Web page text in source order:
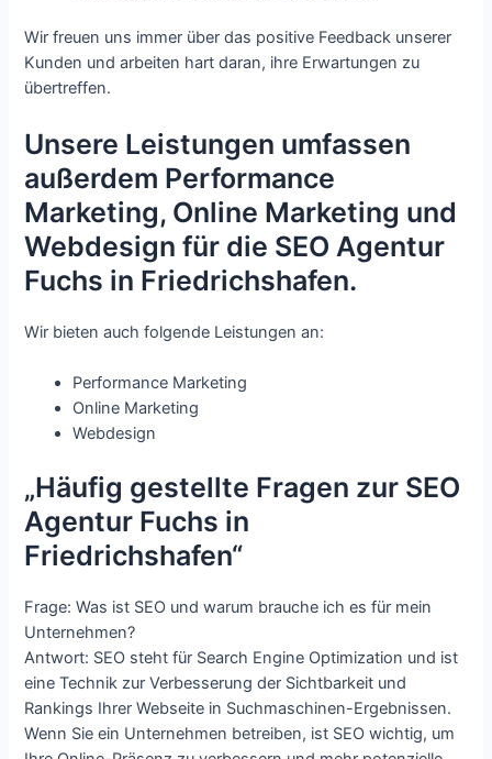
Wir freuen uns immer über das positive Feedback unserer
Kunden und arbeiten hart daran, ihre Erwartungen zu
übertreffen.
Unsere Leistungen umfassen
außerdem Performance
Marketing, Online Marketing und
Webdesign für die SEO Agentur
Fuchs in Friedrichshafen.
Wir bieten auch folgende Leistungen an:
Performance Marketing
Online Marketing
Webdesign
„Häufig gestellte Fragen zur SEO
Agentur Fuchs in
Friedrichshafen“
Frage: Was ist SEO und warum brauche ich es für mein
Unternehmen?
Antwort: SEO steht für Search Engine Optimization und ist
eine Technik zur Verbesserung der Sichtbarkeit und
Rankings Ihrer Webseite in Suchmaschinen-Ergebnissen.
Wenn Sie ein Unternehmen betreiben, ist SEO wichtig, um